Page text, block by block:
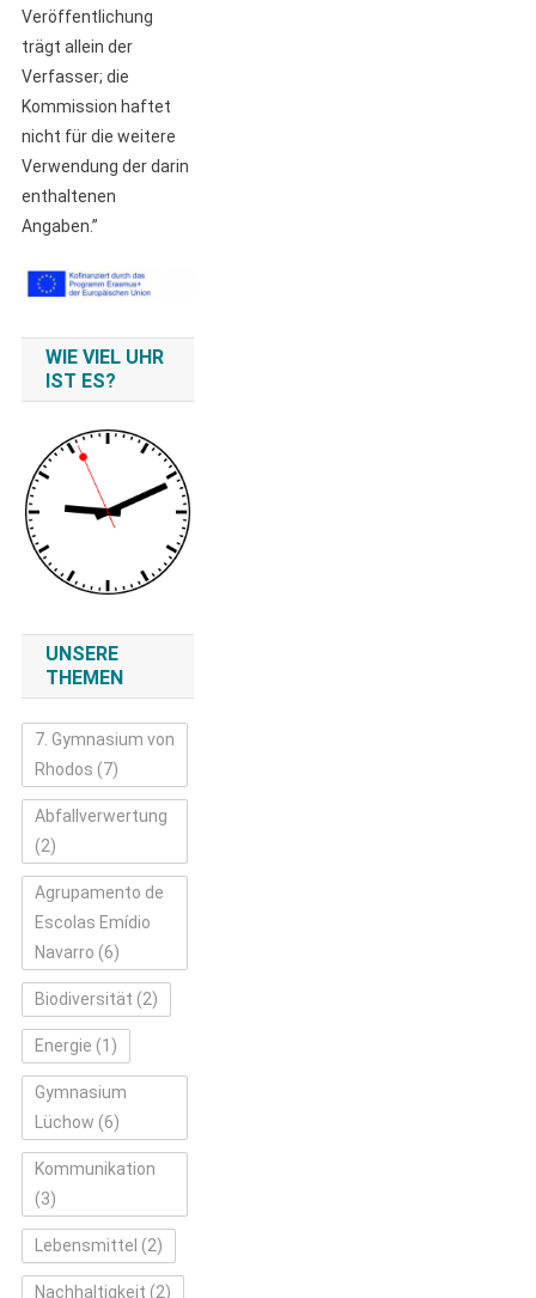
Veröffentlichung
trägt allein der
Verfasser; die
Kommission haftet
nicht für die weitere
Verwendung der darin
enthaltenen
Angaben.”
WIE VIEL UHR
IST ES?
UNSERE
THEMEN
7. Gymnasium von
Rhodos (7)
Abfallverwertung
(2)
Agrupamento de
Escolas Emídio
Navarro (6)
Biodiversität (2)
Energie (1)
Gymnasium
Lüchow (6)
Kommunikation
(3)
Lebensmittel (2)
Nachhaltigkeit (2)